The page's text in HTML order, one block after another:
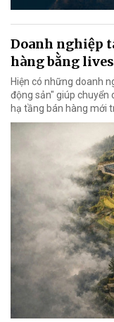
Doanh nghiệp
hàng bằng
Hiện có những doanh
động sản" giúp
hạ tầng bán hàng mới